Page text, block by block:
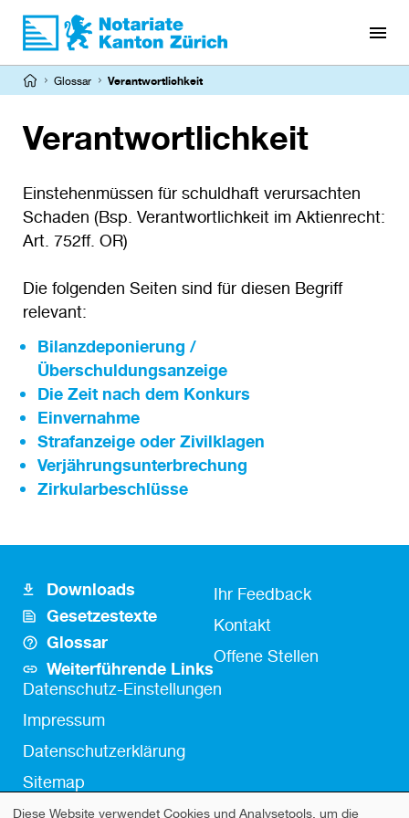
Direkt
zum
Pfadnavigation
Glossar Verantwortlichkeit
Verantwortlichkeit
Einstehenmüssen für schuldhaft verursachten
Schaden (Bsp. Verantwortlichkeit im Aktienrecht:
Art. 752ff. OR)
Die folgenden Seiten sind für diesen Begriff
relevant:
Bilanzdeponierung /
Überschuldungsanzeige
Die Zeit nach dem Konkurs
Einvernahme
Strafanzeige oder Zivilklagen
Verjährungsunterbrechung
Zirkularbeschlüsse
Footer
Icon
Links
Downloads
Gesetzestexte
Glossar
Weiterführende Links
Fusszeile
Kontakt
Ihr Feedback
Kontakt
Offene Stellen
Fußzeile
Datenschutz-Einstellungen
Impressum
Datenschutzerklärung
Sitemap
Diese Website verwendet Cookies und Analysetools, um die